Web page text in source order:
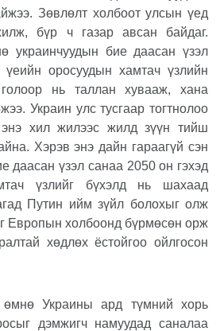
Зөвлөлт холбоот улсын үед
бүр ч газар авсан байдаг.
украинчуудын бие даасан үзэл
үеийн оросуудын хамтач үзлийн
нь таллан хувааж, хана
Украин улс тусгаар тогтнолоо
хил жилээс жилд зүүн тийш
Хэрэв энэ дайн гараагүй сэн
даасан үзэл санаа 2050 он гэхэд
үзлийг бүхэлд нь шахаад
Путин ийм зүйл болохыг олж
Европын холбоонд бүрмөсөн орж
хөдлөх ёстойгоо ойлгосон
өмнө Украины ард түмний хорь
дэмжигч намуудад саналаа